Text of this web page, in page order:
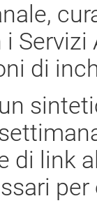
di
di link